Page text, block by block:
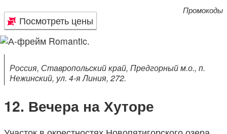
Посмотреть цены
Промокоды
Россия, Ставропольский край, Предгорный м.о., п.
Нежинский, ул. 4-я Линия, 272.
Вечера на Хуторе